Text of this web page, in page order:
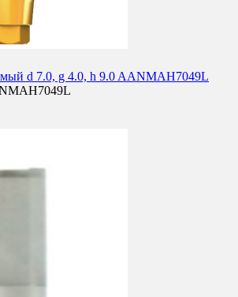
d 7.0, g 4.0, h 9.0 AANMAH7049L